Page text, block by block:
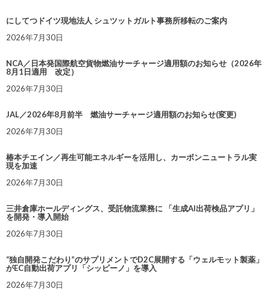
にしてつドイツ現地法人 シュツットガルト事務所移転のご案内
2026年7月30日
NCA／日本発国際航空貨物燃油サーチャージ適用額のお知らせ（2026年
8月1日適用 改定）
2026年7月30日
JAL／2026年8月前半 燃油サーチャージ適用額のお知らせ(変更)
2026年7月30日
椿本チエイン／再生可能エネルギーを活用し、カーボンニュートラル実
現を加速
2026年7月30日
三井倉庫ホールディングス、受託物流業務に 「生成AI出荷検品アプリ」
を開発・導入開始
2026年7月30日
“独自開発こだわり”のサプリメントでD2C展開する「ウェルモット製薬」
がEC自動出荷アプリ「シッピーノ」を導入
2026年7月30日